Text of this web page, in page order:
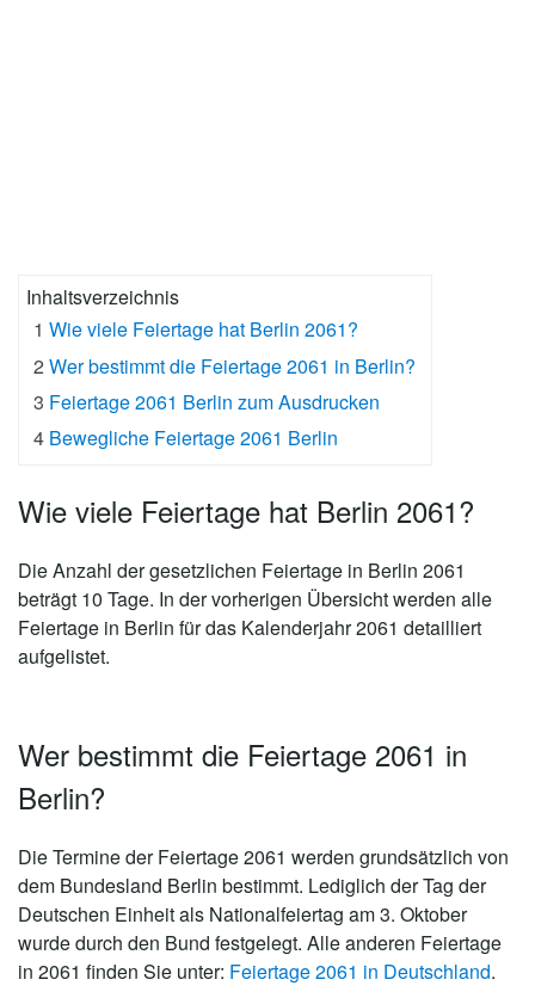
Inhaltsverzeichnis
1 Wie viele Feiertage hat Berlin 2061?
2 Wer bestimmt die Feiertage 2061 in Berlin?
3 Feiertage 2061 Berlin zum Ausdrucken
4 Bewegliche Feiertage 2061 Berlin
Wie viele Feiertage hat Berlin 2061?
Die Anzahl der gesetzlichen Feiertage in Berlin 2061
beträgt 10 Tage. In der vorherigen Übersicht werden alle
Feiertage in Berlin für das Kalenderjahr 2061 detailliert
aufgelistet.
Wer bestimmt die Feiertage 2061 in
Berlin?
Die Termine der Feiertage 2061 werden grundsätzlich von
dem Bundesland Berlin bestimmt. Lediglich der Tag der
Deutschen Einheit als Nationalfeiertag am 3. Oktober
wurde durch den Bund festgelegt. Alle anderen Feiertage
in 2061 finden Sie unter: Feiertage 2061 in Deutschland.